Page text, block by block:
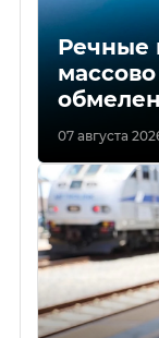
Речные
07 августа